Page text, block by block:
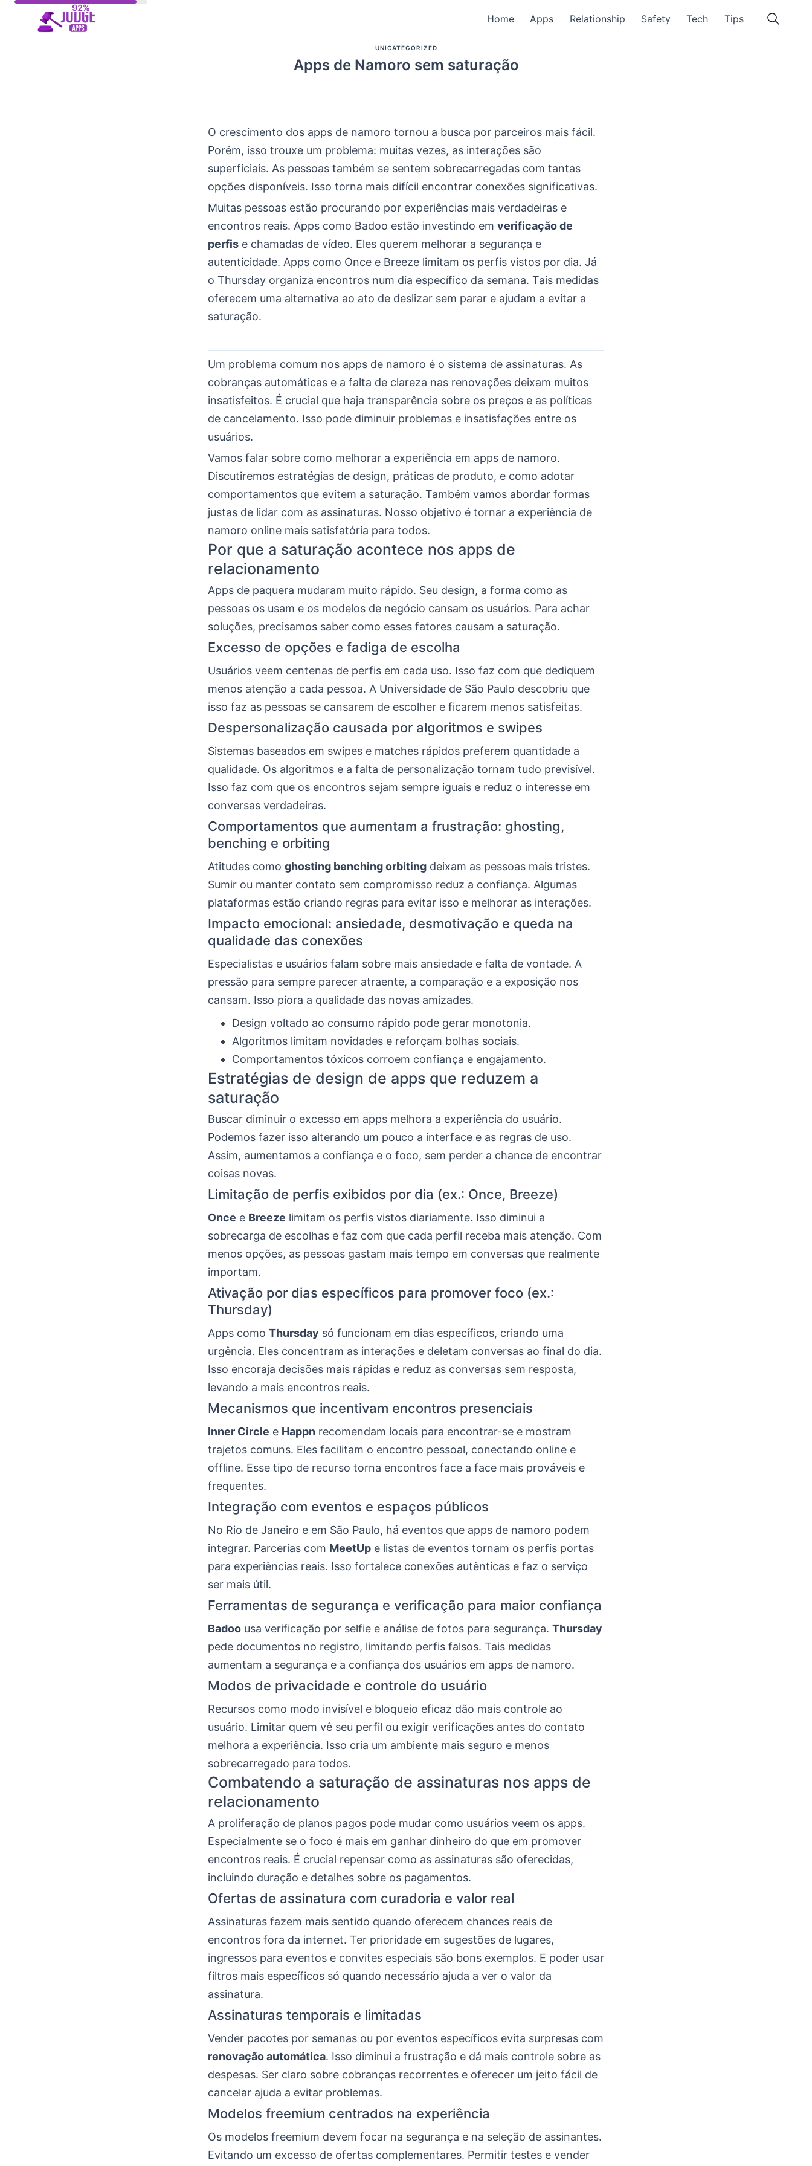
Home Apps Relationship Safety Tech Tips
UNICATEGORIZED
Apps de Namoro sem saturação
O crescimento dos apps de namoro tornou a busca por parceiros mais fácil.
Porém, isso trouxe um problema: muitas vezes, as interações são
superficiais. As pessoas também se sentem sobrecarregadas com tantas
opções disponíveis. Isso torna mais difícil encontrar conexões significativas.
Muitas pessoas estão procurando por experiências mais verdadeiras e
encontros reais. Apps como Badoo estão investindo em verificação de
perfis e chamadas de vídeo. Eles querem melhorar a segurança e
autenticidade. Apps como Once e Breeze limitam os perfis vistos por dia. Já
o Thursday organiza encontros num dia específico da semana. Tais medidas
oferecem uma alternativa ao ato de deslizar sem parar e ajudam a evitar a
saturação.
Um problema comum nos apps de namoro é o sistema de assinaturas. As
cobranças automáticas e a falta de clareza nas renovações deixam muitos
insatisfeitos. É crucial que haja transparência sobre os preços e as políticas
de cancelamento. Isso pode diminuir problemas e insatisfações entre os
usuários.
Vamos falar sobre como melhorar a experiência em apps de namoro.
Discutiremos estratégias de design, práticas de produto, e como adotar
comportamentos que evitem a saturação. Também vamos abordar formas
justas de lidar com as assinaturas. Nosso objetivo é tornar a experiência de
namoro online mais satisfatória para todos.
Por que a saturação acontece nos apps de
relacionamento
Apps de paquera mudaram muito rápido. Seu design, a forma como as
pessoas os usam e os modelos de negócio cansam os usuários. Para achar
soluções, precisamos saber como esses fatores causam a saturação.
Excesso de opções e fadiga de escolha
Usuários veem centenas de perfis em cada uso. Isso faz com que dediquem
menos atenção a cada pessoa. A Universidade de São Paulo descobriu que
isso faz as pessoas se cansarem de escolher e ficarem menos satisfeitas.
Despersonalização causada por algoritmos e swipes
Sistemas baseados em swipes e matches rápidos preferem quantidade a
qualidade. Os algoritmos e a falta de personalização tornam tudo previsível.
Isso faz com que os encontros sejam sempre iguais e reduz o interesse em
conversas verdadeiras.
Comportamentos que aumentam a frustração: ghosting,
benching e orbiting
Atitudes como ghosting benching orbiting deixam as pessoas mais tristes.
Sumir ou manter contato sem compromisso reduz a confiança. Algumas
plataformas estão criando regras para evitar isso e melhorar as interações.
Impacto emocional: ansiedade, desmotivação e queda na
qualidade das conexões
Especialistas e usuários falam sobre mais ansiedade e falta de vontade. A
pressão para sempre parecer atraente, a comparação e a exposição nos
cansam. Isso piora a qualidade das novas amizades.
Design voltado ao consumo rápido pode gerar monotonia.
Algoritmos limitam novidades e reforçam bolhas sociais.
Comportamentos tóxicos corroem confiança e engajamento.
Estratégias de design de apps que reduzem a
saturação
Buscar diminuir o excesso em apps melhora a experiência do usuário.
Podemos fazer isso alterando um pouco a interface e as regras de uso.
Assim, aumentamos a confiança e o foco, sem perder a chance de encontrar
coisas novas.
Limitação de perfis exibidos por dia (ex.: Once, Breeze)
Once e Breeze limitam os perfis vistos diariamente. Isso diminui a
sobrecarga de escolhas e faz com que cada perfil receba mais atenção. Com
menos opções, as pessoas gastam mais tempo em conversas que realmente
importam.
Ativação por dias específicos para promover foco (ex.:
Thursday)
Apps como Thursday só funcionam em dias específicos, criando uma
urgência. Eles concentram as interações e deletam conversas ao final do dia.
Isso encoraja decisões mais rápidas e reduz as conversas sem resposta,
levando a mais encontros reais.
Mecanismos que incentivam encontros presenciais
Inner Circle e Happn recomendam locais para encontrar-se e mostram
trajetos comuns. Eles facilitam o encontro pessoal, conectando online e
offline. Esse tipo de recurso torna encontros face a face mais prováveis e
frequentes.
Integração com eventos e espaços públicos
No Rio de Janeiro e em São Paulo, há eventos que apps de namoro podem
integrar. Parcerias com MeetUp e listas de eventos tornam os perfis portas
para experiências reais. Isso fortalece conexões autênticas e faz o serviço
ser mais útil.
Ferramentas de segurança e verificação para maior confiança
Badoo usa verificação por selfie e análise de fotos para segurança. Thursday
pede documentos no registro, limitando perfis falsos. Tais medidas
aumentam a segurança e a confiança dos usuários em apps de namoro.
Modos de privacidade e controle do usuário
Recursos como modo invisível e bloqueio eficaz dão mais controle ao
usuário. Limitar quem vê seu perfil ou exigir verificações antes do contato
melhora a experiência. Isso cria um ambiente mais seguro e menos
sobrecarregado para todos.
Combatendo a saturação de assinaturas nos apps de
relacionamento
A proliferação de planos pagos pode mudar como usuários veem os apps.
Especialmente se o foco é mais em ganhar dinheiro do que em promover
encontros reais. É crucial repensar como as assinaturas são oferecidas,
incluindo duração e detalhes sobre os pagamentos.
Ofertas de assinatura com curadoria e valor real
Assinaturas fazem mais sentido quando oferecem chances reais de
encontros fora da internet. Ter prioridade em sugestões de lugares,
ingressos para eventos e convites especiais são bons exemplos. E poder usar
filtros mais específicos só quando necessário ajuda a ver o valor da
assinatura.
Assinaturas temporais e limitadas
Vender pacotes por semanas ou por eventos específicos evita surpresas com
renovação automática. Isso diminui a frustração e dá mais controle sobre as
despesas. Ser claro sobre cobranças recorrentes e oferecer um jeito fácil de
cancelar ajuda a evitar problemas.
Modelos freemium centrados na experiência
Os modelos freemium devem focar na segurança e na seleção de assinantes.
Evitando um excesso de ofertas complementares. Permitir testes e vender